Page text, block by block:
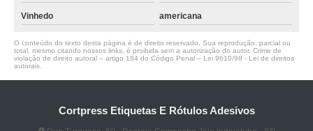
Vinhedo americana
O conteúdo do texto desta página é de direito reservado. Sua reprodução, parcial ou
total, mesmo citando nossos links, é proibida sem a autorização do autor. Crime de
violação de direito autoral – artigo 184 do Código Penal – Lei 9610/98 - Lei de direitos
autorais
Cortpress Etiquetas E Rótulos Adesivos